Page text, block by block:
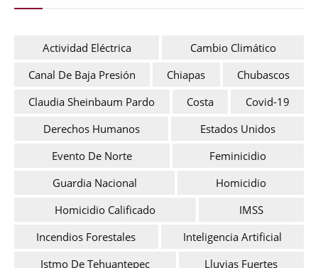
Actividad Eléctrica
Cambio Climático
Canal De Baja Presión
Chiapas
Chubascos
Claudia Sheinbaum Pardo
Costa
Covid-19
Derechos Humanos
Estados Unidos
Evento De Norte
Feminicidio
Guardia Nacional
Homicidio
Homicidio Calificado
IMSS
Incendios Forestales
Inteligencia Artificial
Istmo De Tehuantepec
Lluvias Fuertes